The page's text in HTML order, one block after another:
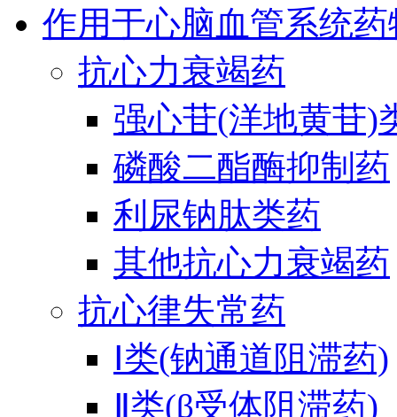
作用于心脑血管系统药
抗心力衰竭药
强心苷(洋地黄苷)
磷酸二酯酶抑制药
利尿钠肽类药
其他抗心力衰竭药
抗心律失常药
Ⅰ类(钠通道阻滞药)
Ⅱ类(β受体阻滞药)